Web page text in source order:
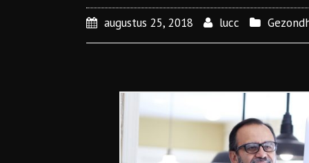
augustus 25, 2018 lucc